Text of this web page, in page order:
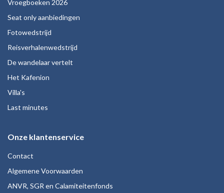
Vroegboeken 2026
Seat only aanbiedingen
Fotowedstrijd
Reisverhalenwedstrijd
De wandelaar vertelt
Het Kafenion
Villa's
Last minutes
Onze klantenservice
Contact
Algemene Voorwaarden
ANVR, SGR en Calamiteitenfonds